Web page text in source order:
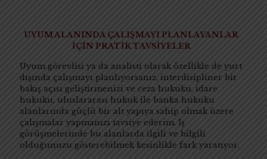
UYUM ALANINDA ÇALIŞMAYI PLANLAYANLAR
İÇİN PRATİK TAVSİYELER
Uyum görevlisi ya da analisti olarak özellikle de yurt
dışında çalışmayı planlıyorsanız, interdisipliner bir
bakış açısı geliştirmenizi ve ceza hukuku, idare
hukuku, uluslararası hukuk ile banka hukuku
alanlarında güçlü bir alt yapıya sahip olmak üzere
çalışmalar yapmanızı tavsiye ederim. İş
görüşmelerinde bu alanlarda ilgili ve bilgili
olduğunuzu gösterebilmek kesinlikle fark yaratıyor.